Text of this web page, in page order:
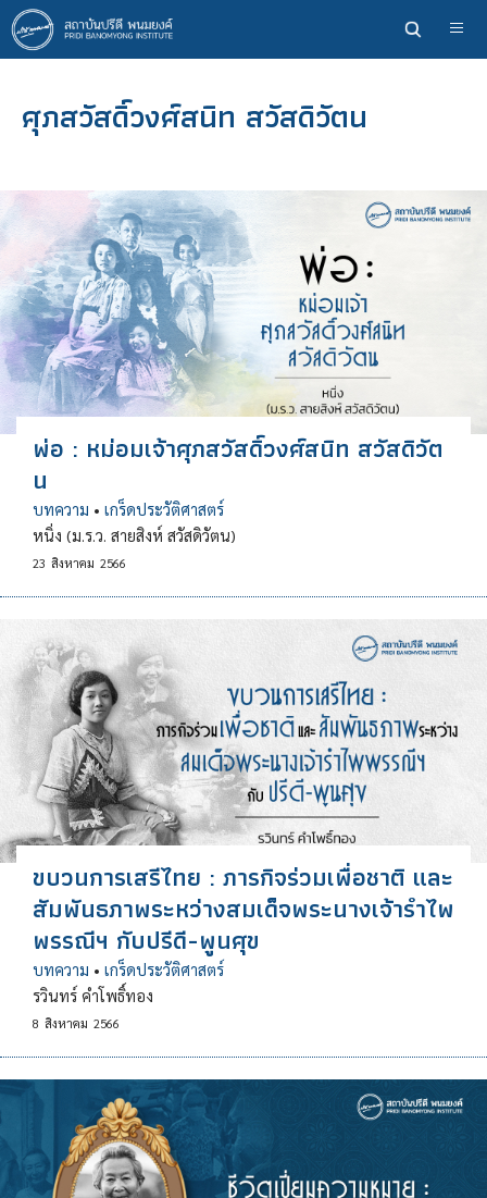
ข้าม
ไป
ยัง
หลักศุภสวัสดิ์วงศ์สนิท สวัสดิวัตน
พ่อ : หม่อมเจ้าศุภสวัสดิ์วงศ์สนิท สวัสดิวัต
น
บทความ • เกร็ดประวัติศาสตร์
หนิ่ง (ม.ร.ว. สายสิงห์ สวัสดิวัตน)
23 สิงหาคม 2566
ขบวนการเสรีไทย : ภารกิจร่วมเพื่อชาติ และ
สัมพันธภาพระหว่างสมเด็จพระนางเจ้ารำไพ
พรรณีฯ กับปรีดี-พูนศุข
บทความ • เกร็ดประวัติศาสตร์
รวินทร์ คำโพธิ์ทอง
8 สิงหาคม 2566